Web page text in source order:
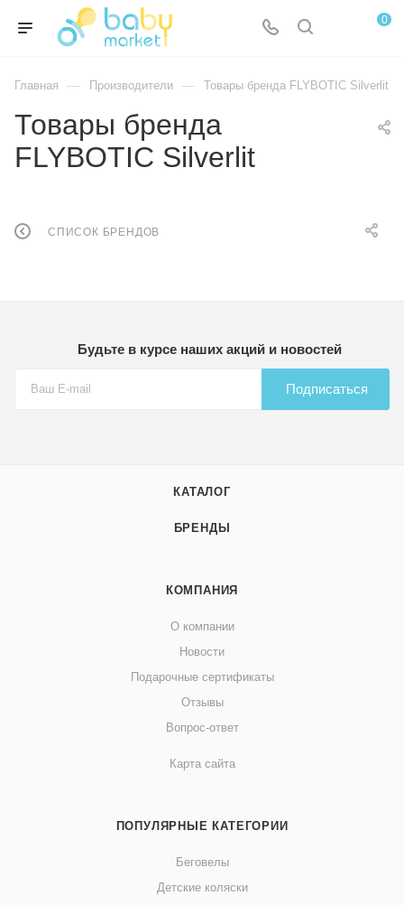
0
Главная — Производители — Товары бренда FLYBOTIC Silverlit
Товары бренда
FLYBOTIC Silverlit
СПИСОК БРЕНДОВ
Будьте в курсе наших акций и новостей
Подписаться
КАТАЛОГ
БРЕНДЫ
КОМПАНИЯ
О компании
Новости
Подарочные сертификаты
Отзывы
Вопрос-ответ
Карта сайта
ПОПУЛЯРНЫЕ КАТЕГОРИИ
Беговелы
Детские коляски